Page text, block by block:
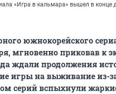
«Игра в кальмара» вышел в конце
южнокорейского
мгновенно приковав к
ждали продолжения
игры на выживание из-
серий вспыхнули